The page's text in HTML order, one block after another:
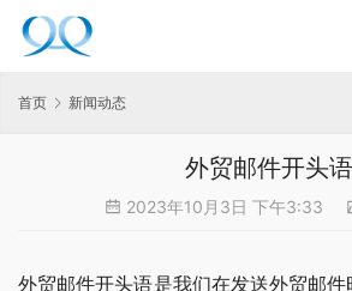
首页 新闻动态
外贸邮件开头语
2023年10月3日 下午3:33
外贸邮件开头语是我们在发送外贸邮